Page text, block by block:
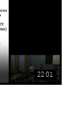
22:01